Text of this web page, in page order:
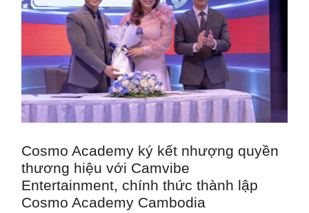
Cosmo Academy ký kết nhượng quyền
thương hiệu với Camvibe
Entertainment, chính thức thành lập
Cosmo Academy Cambodia